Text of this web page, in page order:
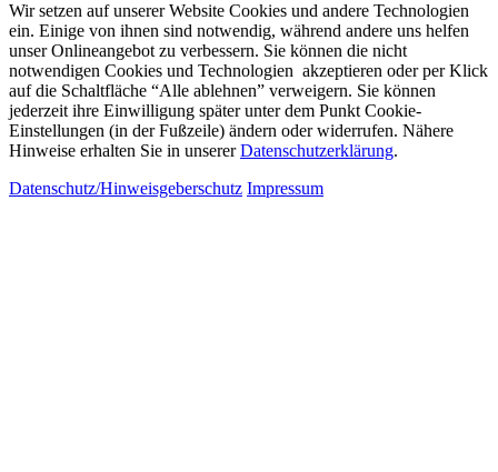
Wir setzen auf unserer Website Cookies und andere Technologien
ein. Einige von ihnen sind notwendig, während andere uns helfen
unser Onlineangebot zu verbessern. Sie können die nicht
notwendigen Cookies und Technologien akzeptieren oder per Klick
auf die Schaltfläche “Alle ablehnen” verweigern. Sie können
jederzeit ihre Einwilligung später unter dem Punkt Cookie-
Einstellungen (in der Fußzeile) ändern oder widerrufen. Nähere
Hinweise erhalten Sie in unsererDatenschutzerklärung.
Datenschutz/Hinweisgeberschutz Impressum